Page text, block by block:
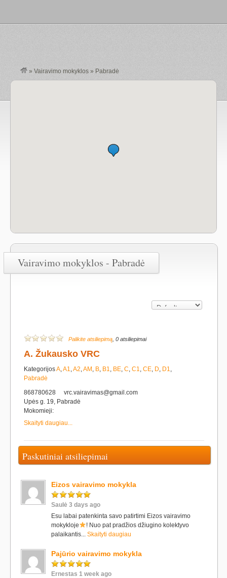
» Vairavimo mokyklos » Pabradė
Vairavimo mokyklos - Pabradė
Palikite atsiliepimą , 0 atsiliepimai
A. Žukausko VRC
KategorijosA,A1,A2,AM , B, B1, BE, C, C1, CE, D, D1,
Pabradė
868780628
vrc.vairavimas@gmail.com
Upės g. 19, Pabradė
Mokomieji:
Skaityti daugiau...
Paskutiniai atsiliepimai
Eizos vairavimo mokykla
Saulė 3 days ago
Esu labai patenkinta savo patirtimi Eizos vairavimo
mokykloje
! Nuo pat pradžios džiugino kolektyvo
palaikantis... Skaityti daugiau
Pajūrio vairavimo mokykla
Ernestas 1 week ago